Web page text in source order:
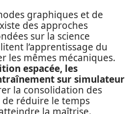
graphiques et de
des approches
sur la science
l’apprentissage du
les mêmes mécaniques.
espacée, les
sur simulateur
la consolidation des
réduire le temps
la maîtrise.